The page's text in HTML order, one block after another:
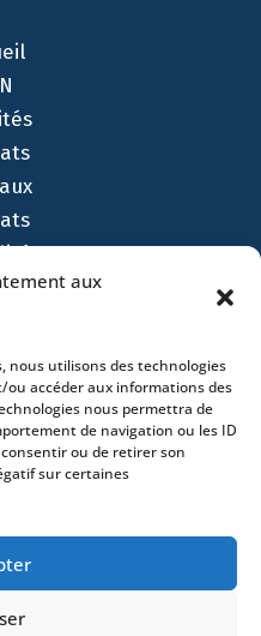
aux
nous utilisons des technologies
accéder aux informations des
nous permettra de
de navigation ou les ID
ou de retirer son
sur certaines
– 75009 Paris – France –
- 15 quai Lamandé –
(0)2 35 22 18 88
Marseille – France –
- 148 rue Sainte-
– France -
- Rue de Chantepoulet 10 -
(0)1 53 76 91 00